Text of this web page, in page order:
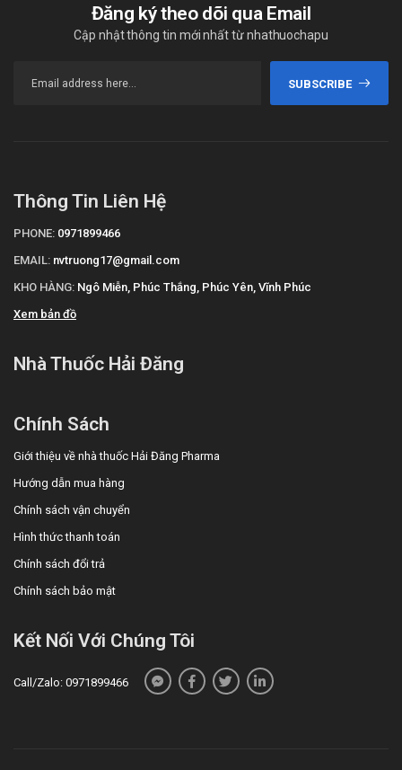
Đăng ký theo dõi qua Email
Cập nhật thông tin mới nhất từ nhathuochapu
SUBSCRIBE
Thông Tin Liên Hệ
PHONE: 0971899466
EMAIL: nvtruong17@gmail.com
KHO HÀNG: Ngô Miễn, Phúc Thắng, Phúc Yên, Vĩnh Phúc
Xem bản đồ
Nhà Thuốc Hải Đăng
Chính Sách
Giới thiệu về nhà thuốc Hải Đăng Pharma
Hướng dẫn mua hàng
Chính sách vận chuyển
Hình thức thanh toán
Chính sách đổi trả
Chính sách bảo mật
Kết Nối Với Chúng Tôi
Call/Zalo: 0971899466